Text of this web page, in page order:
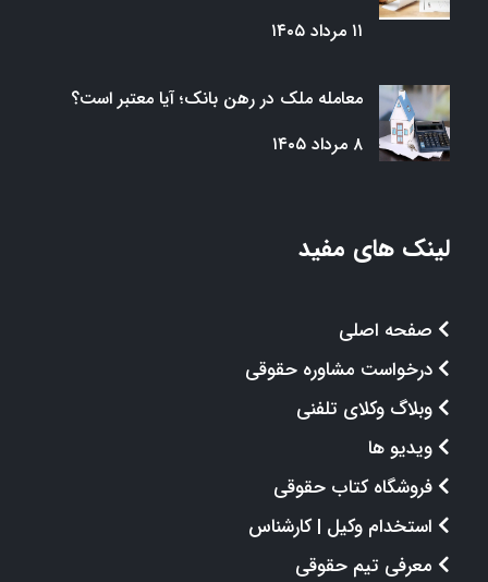
۱۱ مرداد ۱۴۰۵
معامله ملک در رهن بانک؛ آیا معتبر است؟
۸ مرداد ۱۴۰۵
لینک های مفید
صفحه اصلی
درخواست مشاوره حقوقی
وبلاگ وکلای تلفنی
ویدیو ها
فروشگاه کتاب حقوقی
استخدام وکیل | کارشناس
معرفی تیم حقوقی